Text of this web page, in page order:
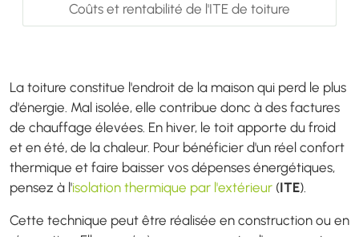
La toiture constitue l'endroit de la maison qui perd le plus
d'énergie. Mal isolée, elle contribue donc à des factures
de chauffage élevées. En hiver, le toit apporte du froid
et en été, de la chaleur. Pour bénéficier d'un réel confort
thermique et faire baisser vos dépenses énergétiques,
pensez à l'isolation thermique par l'extérieur (ITE).
Cette technique peut être réalisée en construction ou en
Coûts et rentabilité de l'ITE de toiture